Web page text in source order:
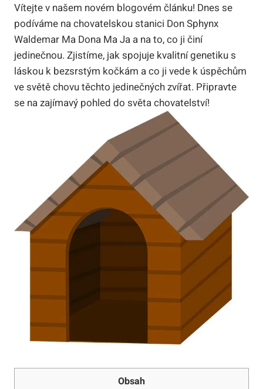
Vítejte v našem ⁤novém blogovém článku! Dnes se‍
podíváme na chovatelskou stanici Don Sphynx
Waldemar Ma Dona Ma ⁤Ja a⁤ na to, co ji ‌činí
jedinečnou. Zjistíme, jak spojuje‌ kvalitní⁢ genetiku s
láskou k ⁤bezsrstým kočkám a ‍co ji vede k úspěchům
ve světě chovu těchto‌ jedinečných ⁤zvířat. Připravte
se na zajímavý pohled⁢ do světa chovatelství!
Obsah